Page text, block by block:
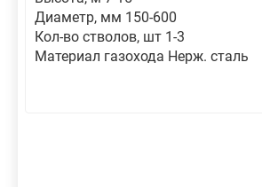
Диаметр, мм 150-600
Кол-во стволов, шт 1-3
Материал газохода Нерж. сталь